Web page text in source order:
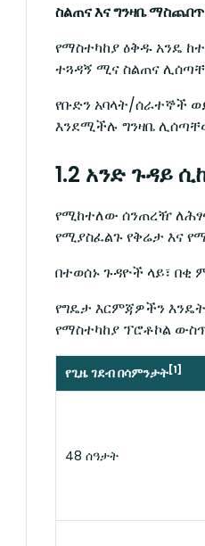
ስልጠና እና ግንዛቤ ማስጨበጥ
የማስተካከያ ዕቅዱ አንዴ
ተጓዳኝ ሚና ስልጠና
የቡድን አባላት/ሰራተኞች
እንደሚችሉ ግንዛቤ
1.2 አንድ ጉዳይ
የሚከተለው ሰንጠረዥ
የሚያስፈልጉ የቅሬታ እና
በተወሰኑ ጉዳዮች ላይ፣
የግዴታ እርምጃዎችን
የማስተካከያ ፕሮቶኮል
የጊዜ ገደብ በሳምንታት[1]
48 ሰዓታት